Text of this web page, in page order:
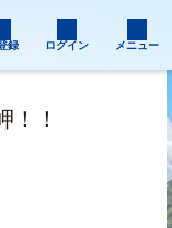
録 ログイン メニュー
！！